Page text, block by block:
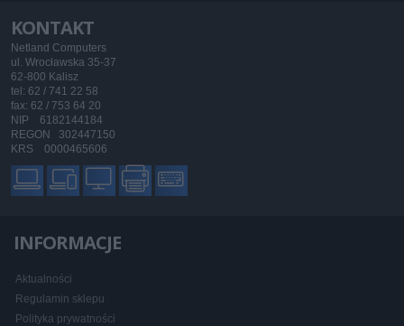
KONTAKT
Netland Computers
ul. Wrocławska 35-37
62-800 Kalisz
tel: 62 / 741 22 58
fax: 62 / 753 64 20
NIP 6182144184
REGON 302447150
KRS 0000465606
INFORMACJE
Aktualności
Regulamin sklepu
Polityka prywatności